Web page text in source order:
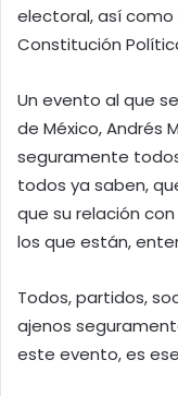
electoral, así como
Constitución
Un evento al que
de México, Andrés
seguramente
todos ya saben,
que su relación
los que están,
Todos, partidos,
ajenos
este evento, es